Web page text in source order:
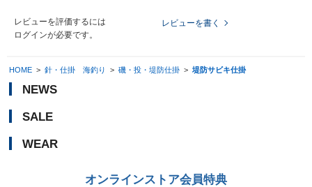
レビューを評価するには
ログインが必要です。
レビューを書く
HOME > 針・仕掛 海釣り > 磯・投・堤防仕掛 > 堤防サビキ仕掛
NEWS
SALE
WEAR
オンラインストア会員特典